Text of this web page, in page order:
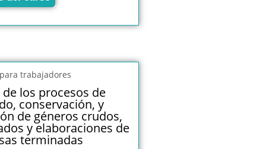
los procesos de
conservación, y
de géneros crudos,
y elaboraciones de
terminadas